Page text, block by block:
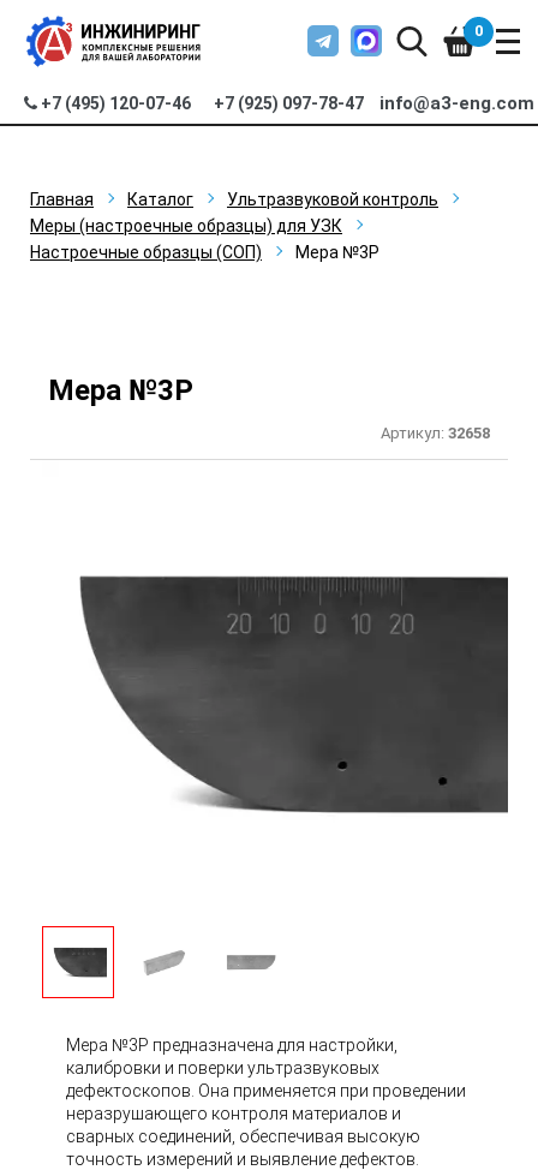
+7 (495) 120-07-46 +7 (925) 097-78-47 info@a3-eng.com
0
Главная Каталог
Ультразвуковой контроль
Меры (настроечные образцы) для УЗК
Настроечные образцы (СОП)
Мера №3Р
Мера №3Р
Артикул: 32658
Мера №3Р предназначена для настройки,
калибровки и поверки ультразвуковых
дефектоскопов. Она применяется при проведении
неразрушающего контроля материалов и
сварных соединений, обеспечивая высокую
точность измерений и выявление дефектов.